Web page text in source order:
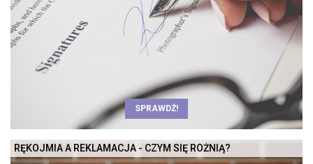
SPRAWDŹ!
RĘKOJMIA A REKLAMACJA - CZYM SIĘ RÓŻNIĄ?